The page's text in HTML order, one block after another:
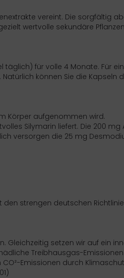
vereint. Die sorgfältig
wertvolle sekundäre
täglich) für volle 4 Monate. Für
können Sie die Kapseln
Körper aufgenommen wird.
Silymarin liefert. Die 200
versorgen die 25 mg
strengen deutschen
Gleichzeitig setzen wir auf ein
Treibhausgas-
Emissionen durch